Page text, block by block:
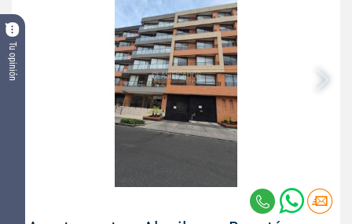
Tu opinión